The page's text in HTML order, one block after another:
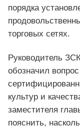
порядка
торговых сетях.
Руководитель
обозначил
культур и
заместителя
пояснить,